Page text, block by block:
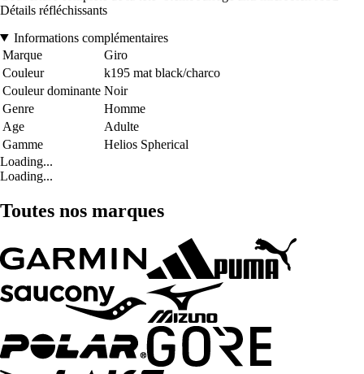
Détails réfléchissants
Informations complémentaires
Marque
Giro
Couleur
k195 mat black/charco
Couleur dominante Noir
Genre
Homme
Age
Adulte
Gamme
Helios Spherical
Loading...
Loading...
Toutes nos marques